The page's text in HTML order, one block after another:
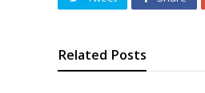
Related Posts